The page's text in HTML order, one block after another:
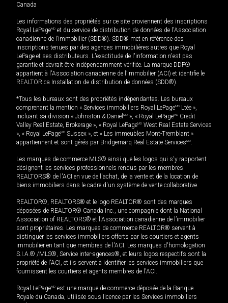
Canada
Les informations des propriétés sur ce site proviennent des inscriptions
Royal LePageMD et du service de distribution de données de l'Association
canadienne de l’immobilier (SDD®). SDD® met en référence des
inscriptions tenues par des agences immobilières autres que Royal
LePage et ses distributeurs. L'exactitude de l'information n'est pas
garantie et devrait être indépendamment vérifiée. La marque DDF®
appartient à l'Association canadienne de l’immobilier (ACI) et identifie le
REALTOR.ca Installation de distribution de données (SDD®).
*Tous les bureaux sont des propriétés indépendantes. Les bureaux
comprenant la mention « Services immobiliers Royal LePageMD Ltée »,
incluant sa division « Johnston & Daniel MD », « Royal LePageMD Credit
Valley Real Estate, Brokerage », « Royal LePageMD West Real Estate Services
», « Royal LePageMD Sussex », et « Les immeubles Mont-Tremblant »
appartiennent et sont gérés par Bridgemarq Real Estate ServicesMD.
Les marques de commerce MLS® ainsi que les logos qui s'y rapportent
désignent les services professionnels rendus par les membres
REALTORS® de l'ACI en vue de l'achat, de la vente et de la location de
biens immobiliers dans le cadre d'un système de vente collaborative.
REALTOR®, REALTORS® et le logo REALTOR® sont des marques
déposées de REALTOR® Canada Inc., une compagnie dont la National
Association of REALTORS® et l'Association canadienne de l’immobilier
sont propriétaires. Les marques de commerce REALTOR® servent à
distinguer les services immobiliers offerts par les courtiers et agents
immobilier en tant que membres de l'ACI. Les marques d'homologation
S.I.A.® /MLS®, Service inter-agences®, et leurs logos respectifs sont la
propriété de l'ACI, et ils servent à identifier les services immobiliers que
fournissent les courtiers et agents membres de l'ACI.
Royal LePageMD est une marque de commerce déposée de la Banque
Royale du Canada, utilisée sous licence par les Services immobiliers